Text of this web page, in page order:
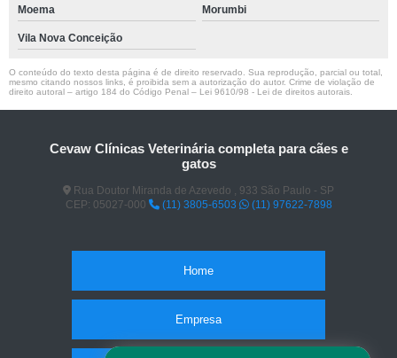
Moema Morumbi
Vila Nova Conceição
O conteúdo do texto desta página é de direito reservado. Sua reprodução, parcial ou total,
mesmo citando nossos links, é proibida sem a autorização do autor. Crime de violação de
direito autoral – artigo 184 do Código Penal – Lei 9610/98 - Lei de direitos autorais
Cevaw Clínicas Veterinária completa para cães e
gatos
Rua Doutor Miranda de Azevedo , 933 São Paulo - SP
CEP: 05027-000
(11) 3805-6503 (11) 97622-7898
Home
Empresa